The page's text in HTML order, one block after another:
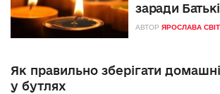
заради
АВТОР ЯРОСЛАВА
Як правильно зберігати
у бутлях